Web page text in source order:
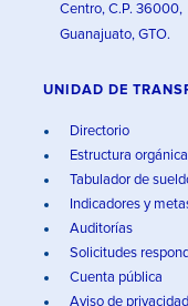
Centro, C.P. 36000,
Guanajuato, GTO.
UNIDAD DE
Directorio
Estructura orgánica
Tabulador de
Indicadores y
Auditorías
Solicitudes
Cuenta pública
Aviso de